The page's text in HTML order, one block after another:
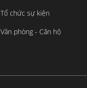
Tổ chức sự kiện
Văn phòng - Căn hộ